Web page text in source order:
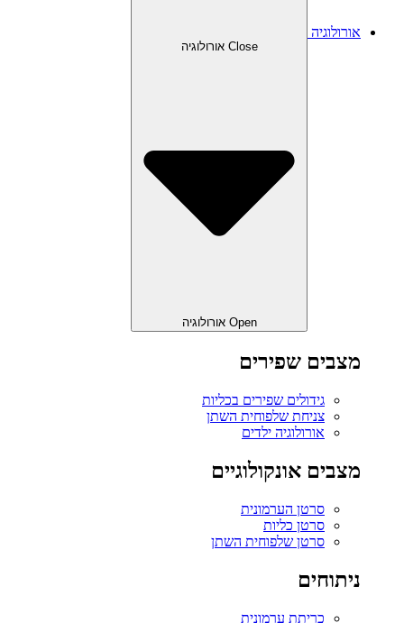
אורולוגיה
Close אורולוגיה
Open אורולוגיה
מצבים שפירים
גידולים שפירים בכליות
צניחת שלפוחית השתן
אורולוגיה ילדים
מצבים אונקולוגיים
סרטן הערמונית
סרטן כליות
סרטן שלפוחית השתן
ניתוחים
כריתת ערמונית